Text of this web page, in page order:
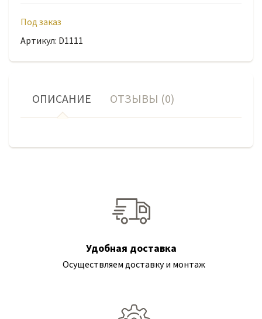
Под заказ
Артикул: D1111
ОПИСАНИЕ ОТЗЫВЫ (0)
Удобная доставка
Осуществляем доставку и монтаж